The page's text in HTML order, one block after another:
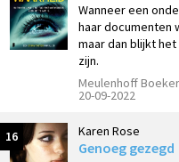
Wanneer een
haar documenten
maar dan blijkt
zijn.
Meulenhoff
20-09-2022
16 Karen Rose
Genoeg gezegd